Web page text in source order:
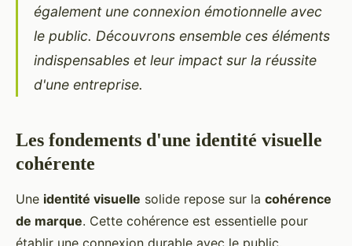
également une connexion émotionnelle avec
le public. Découvrons ensemble ces éléments
indispensables et leur impact sur la réussite
d'une entreprise.
Les fondements d'une identité visuelle
cohérente
Une identité visuelle solide repose sur la cohérence
de marque. Cette cohérence est essentielle pour
établir une connexion durable avec le public.